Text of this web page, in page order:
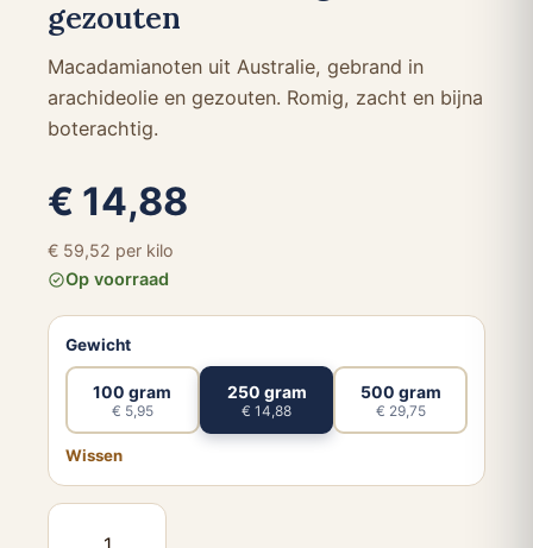
gezouten
Macadamianoten uit Australie, gebrand in
arachideolie en gezouten. Romig, zacht en bijna
boterachtig.
€ 14,88
€ 59,52 per kilo
Op voorraad
Gewicht
100 gram
€ 5,95
250 gram
€ 14,88
500 gram
€ 29,75
Wissen
Macadamia